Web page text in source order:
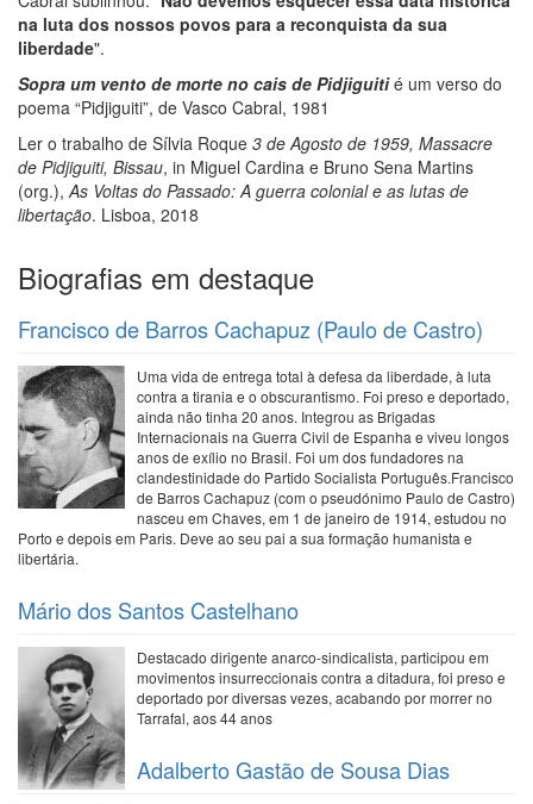
na luta dos nossos povos para a reconquista da sua
liberdade".
Sopra um vento de morte no cais de Pidjiguitié um verso do
poema “Pidjiguiti”, de Vasco Cabral, 1981
Ler o trabalho de Sílvia Roque 3 de Agosto de 1959, Massacre
de Pidjiguiti, Bissau, in Miguel Cardina e Bruno Sena Martins
(org.), As Voltas do Passado: A guerra colonial e as lutas de
libertação. Lisboa, 2018
Biografias em destaque
Francisco de Barros Cachapuz (Paulo de Castro)
Uma vida de entrega total à defesa da liberdade, à luta
contra a tirania e o obscurantismo. Foi preso e deportado,
ainda não tinha 20 anos. Integrou as Brigadas
Internacionais na Guerra Civil de Espanha e viveu longos
anos de exílio no Brasil. Foi um dos fundadores na
clandestinidade do Partido Socialista Português.Francisco
de Barros Cachapuz (com o pseudónimo Paulo de Castro)
nasceu em Chaves, em 1 de janeiro de 1914, estudou no
Porto e depois em Paris. Deve ao seu pai a sua formação humanista e
libertária.
Mário dos Santos Castelhano
Destacado dirigente anarco-sindicalista, participou em
movimentos insurreccionais contra a ditadura, foi preso e
deportado por diversas vezes, acabando por morrer no
Tarrafal, aos 44 anos
Adalberto Gastão de Sousa Dias